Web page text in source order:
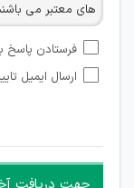
های معتبر می
شبکه های مجازی
امکان تأیید
هرگونه
غیر مجاز می باشد.
امکان
فرستادن پاسخ
ارسال ایمیل